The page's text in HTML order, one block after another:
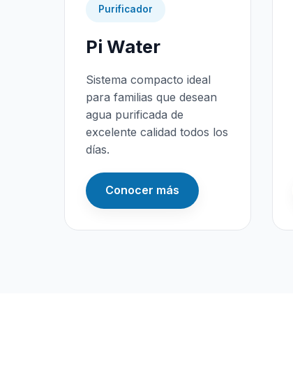
Purificador
Pi Water
Sistema compacto ideal
para familias que desean
agua purificada de
excelente calidad todos los
días.
Conocer más